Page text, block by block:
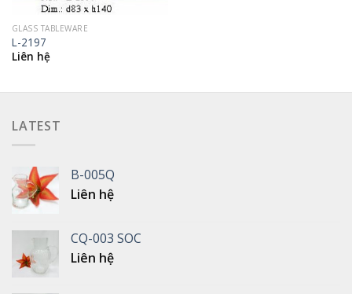
GLASS TABLEWARE
L-2197
Liên hệ
LATEST
B-005Q
Liên hệ
CQ-003 SOC
Liên hệ